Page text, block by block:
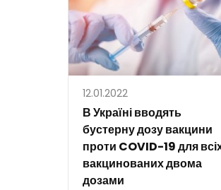
12.01.2022
В Україні вводять
бустерну дозу вакцини
проти COVID-19 для
вакцинованих двома
дозами